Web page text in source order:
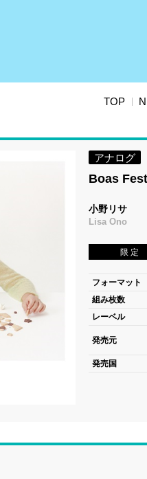
TOP
アナログ
Boas
小野リサ
Lisa Ono
限 定
フォーマット
組み枚数
レーベル
発売元
発売国